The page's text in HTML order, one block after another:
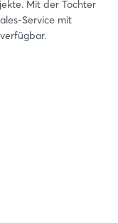
Mit der Tochter
Service mit